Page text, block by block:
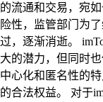
流通和交易，宛
性，监管部门为
，逐渐消逝。
的潜力，但同时
心化和匿名性的
合法权益。 对于